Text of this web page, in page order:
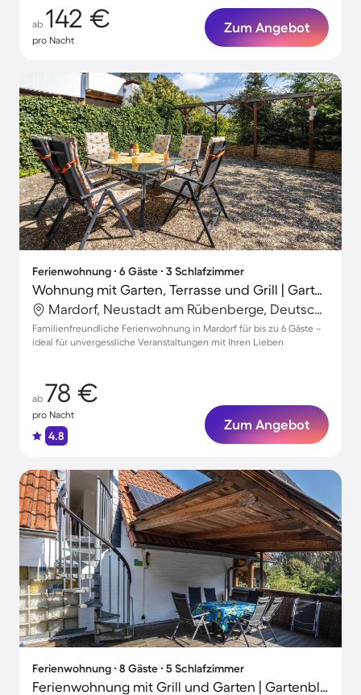
ab 142 €
pro Nacht
Zum Angebot
Ferienwohnung ∙ 6 Gäste ∙ 3 Schlafzimmer
Wohnung mit Garten, Terrasse und Grill | Gartenblick
Mardorf, Neustadt am Rübenberge, Deutschland
Familienfreundliche Ferienwohnung in Mardorf für bis zu 6 Gäste –
ideal für unvergessliche Veranstaltungen mit Ihren Lieben
ab 78 €
pro Nacht
4.8
Zum Angebot
Ferienwohnung ∙ 8 Gäste ∙ 5 Schlafzimmer
Ferienwohnung mit Grill und Garten | Gartenblick